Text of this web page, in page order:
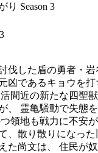
り Season 3
伐した盾の勇者・
凶であるキョウを
間近の新たな四聖
、 霊亀騒動で失態
領地も戦力に不安が
、散り散りになっ
た尚文は、 住民が